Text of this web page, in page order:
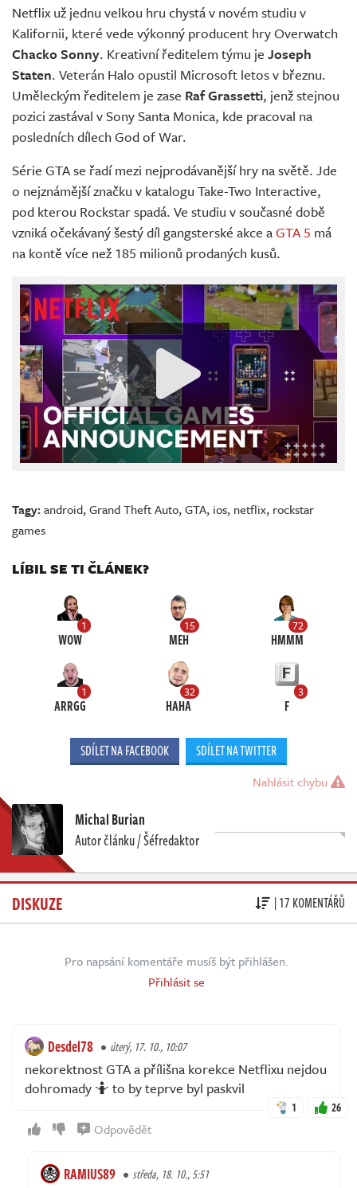
Netflix už jednu velkou hru chystá v novém studiu v
Kalifornii, které vede výkonný producent hry Overwatch
Chacko Sonny. Kreativní ředitelem týmu je Joseph
Staten. Veterán Halo opustil Microsoft letos v březnu.
Uměleckým ředitelem je zase Raf Grassetti, jenž stejnou
pozici zastával v Sony Santa Monica, kde pracoval na
posledních dílech God of War.
Série GTA se řadí mezi nejprodávanější hry na světě. Jde
o nejznámější značku v katalogu Take-Two Interactive,
pod kterou Rockstar spadá. Ve studiu v současné době
vzniká očekávaný šestý díl gangsterské akce aGTA 5 má
na kontě více než 185 milionů prodaných kusů.
Tagy:android,Grand Theft Auto,GTA, ios, netflix, rockstar
games
LÍBIL SE TI ČLÁNEK?
1
WOW
15
MEH
72
HMMM
1
ARRGG
32
HAHA
3
F
SDÍLET NA FACEBOOK SDÍLET NA TWITTER
Nahlásit chybu
Michal Burian
Autor článku / Šéfredaktor
DISKUZE | 17 KOMENTÁŘŮ
Pro napsání komentáře musíš být přihlášen.
Přihlásit se
Desdel78 úterý, 17. 10., 10:07
nekorektnost GTA a přílišna korekce Netflixu nejdou
dohromady 🤷 to by teprve byl paskvil
1 26
Odpovědět
RAMIUS89 středa, 18. 10., 5:51